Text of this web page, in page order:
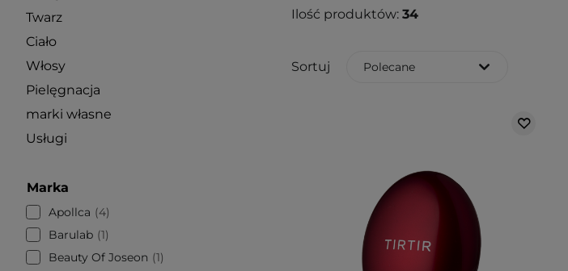
Twarz
Ciało
Włosy
Pielęgnacja
marki własne
Usługi
Marka
Apollca
4
Barulab 1
Beauty Of Joseon
1
Ilość produktów: 34
Sortuj Polecane